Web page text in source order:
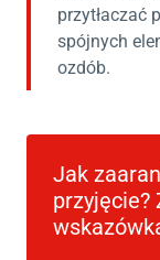
przytłaczać
spójnych
ozdób.
Jak
przyjęcie?